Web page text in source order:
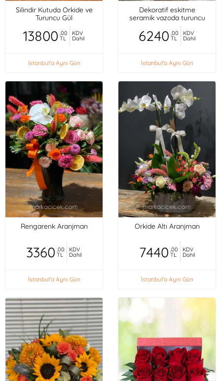
Silindir Kutuda Orkide ve
Turuncu Gül
13800 ,00
TL
KDV
Dahil
İstanbul'a Aynı Gün
Dekoratif eskitme
seramik vazoda turuncu
mini güller, orkideler,
6240 ,00
TL
KDV
Dahil
İstanbul'a Aynı Gün
Rengarenk Aranjman
3360 ,00
TL
KDV
Dahil
İstanbul'a Aynı Gün
Orkide Altı Aranjman
7440 ,00
TL
KDV
Dahil
İstanbul'a Aynı Gün